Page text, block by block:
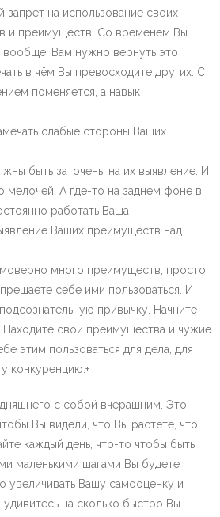
на использование своих
и преимуществ. Со временем Вы
вообще. Вам нужно вернуть это
в чём Вы превосходите других. С
поменяется, а навык
слабые стороны Ваших
быть заточены на их выявление. И
мелочей. А где-то на заднем фоне в
работать Ваша
Ваших преимуществ над
много преимуществ, просто
себе ими пользоваться. И
привычку. Начните
свои преимущества и чужие
этим пользоваться для дела, для
конкуренцию.+
с собой вчерашним. Это
Вы видели, что Вы растёте, что
каждый день, что-то чтобы быть
маленькими шагами Вы будете
увеличивать Вашу самооценку и
на сколько быстро Вы